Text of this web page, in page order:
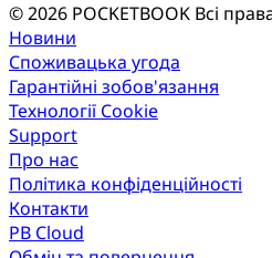
© 2026 POCKETBOOK Всі
Новини
Споживацька угода
Гарантійні зобов'язання
Технології Cookie
Support
Про нас
Політика конфіденційності
Контакти
PB Cloud